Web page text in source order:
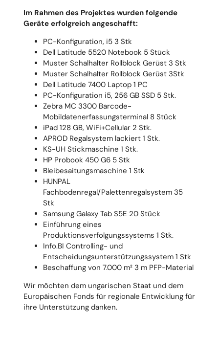
Im Rahmen des Projektes wurden folgende
Geräte erfolgreich angeschafft:
PC-Konfiguration, i5 3 Stk
Dell Latitude 5520 Notebook 5 Stück
Muster Schalhalter Rollblock Gerüst 3 Stk
Muster Schalhalter Rollblock Gerüst 3Stk
Dell Latitude 7400 Laptop 1 PC
PC-Konfiguration i5, 256 GB SSD 5 Stk.
Zebra MC 3300 Barcode-
Mobildatenerfassungsterminal 8 Stück
iPad 128 GB, WiFi+Cellular 2 Stk.
APROD Regalsystem lackiert 1 Stk.
KS-UH Stickmaschine 1 Stk.
HP Probook 450 G6 5 Stk
Bleibesaitungsmaschine 1 Stk
HUNPAL
Fachbodenregal/Palettenregalsystem 35
Stk
Samsung Galaxy Tab S5E 20 Stück
Einführung eines
Produktionsverfolgungssystems 1 Stk.
Info.BI Controlling- und
Entscheidungsunterstützungssystem 1 Stk
Beschaffung von 7.000 m² 3 m PFP-Material
Wir möchten dem ungarischen Staat und dem
Europäischen Fonds für regionale Entwicklung für
ihre Unterstützung danken.